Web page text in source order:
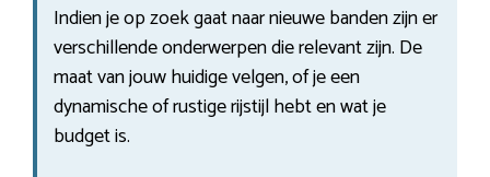
Indien je op zoek gaat naar nieuwe banden zijn er
verschillende onderwerpen die relevant zijn. De
maat van jouw huidige velgen, of je een
dynamische of rustige rijstijl hebt en wat je
budget is.